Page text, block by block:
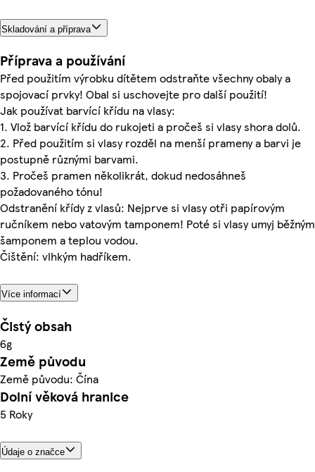
Skladování a příprava
Příprava a používání
Před použitím výrobku dítětem odstraňte všechny obaly a
spojovací prvky! Obal si uschovejte pro další použití!
Jak používat barvící křídu na vlasy:
1. Vlož barvící křídu do rukojeti a pročeš si vlasy shora dolů.
2. Před použitím si vlasy rozděl na menší prameny a barvi je
postupně různými barvami.
3. Pročeš pramen několikrát, dokud nedosáhneš
požadovaného tónu!
Odstranění křídy z vlasů: Nejprve si vlasy otři papírovým
ručníkem nebo vatovým tamponem! Poté si vlasy umyj běžným
šamponem a teplou vodou.
Čištění: vlhkým hadříkem.
Více informací
Čistý obsah
6g
Země původu
Země původu: Čína
Dolní věková hranice
5 Roky
Údaje o značce